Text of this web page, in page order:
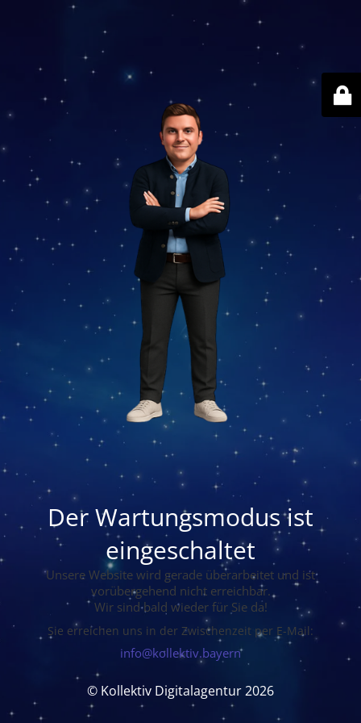
Der Wartungsmodus ist
eingeschaltet
Unsere Website wird gerade überarbeitet und ist
vorübergehend nicht erreichbar.
Wir sind bald wieder für Sie da!
Sie erreichen uns in der Zwischenzeit per E-Mail:
info@kollektiv.bayern
© Kollektiv Digitalagentur 2026